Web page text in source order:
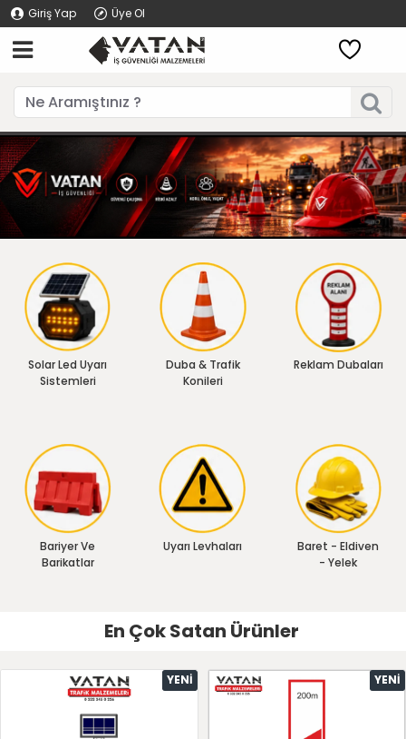
Giriş Yap Üye Ol
Solar Led Uyarı
Sistemleri
Duba & Trafik
Konileri
Reklam Dubaları
Bariyer Ve
Barikatlar
Uyarı Levhaları
Baret - Eldiven
- Yelek
En Çok Satan Ürünler
YENI YENI